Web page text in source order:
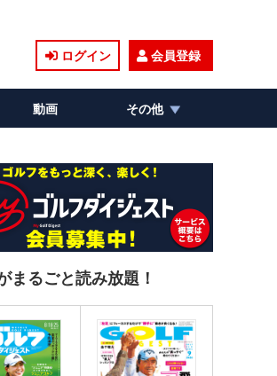
ログイン 会員登録
動画 その他
まるごと読み放題！